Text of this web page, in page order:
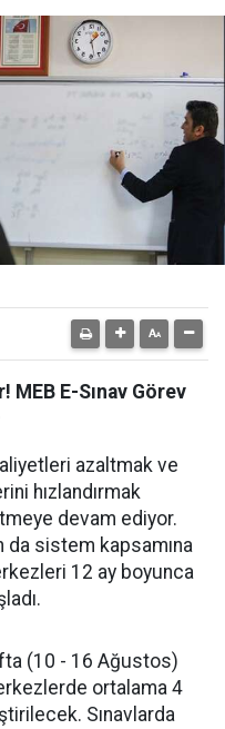
E-Sınav Görev
azaltmak ve
hızlandırmak
devam ediyor.
da sistem kapsamına
12 ay boyunca
(10 - 16 Ağustos)
ortalama 4
Sınavlarda